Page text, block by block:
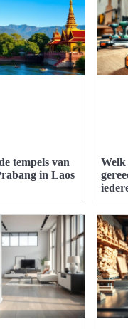
tempels van
in Laos
Welk